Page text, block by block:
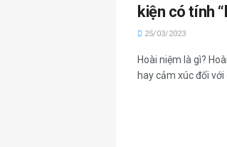
kiện có tính
25/03/2023
Hoài niệm là gì?
hay cảm xúc đối với